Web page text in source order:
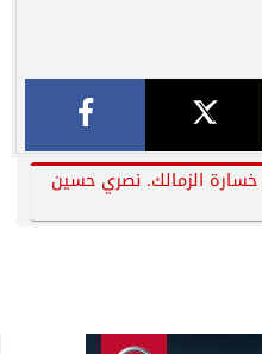
خسارة الزمالك. نصري حسين